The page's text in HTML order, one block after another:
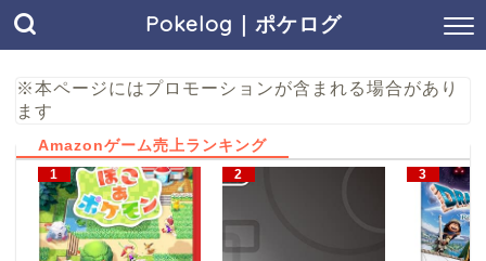
Pokelog｜ポケログ
※本ページにはプロモーションが含まれる場合があり
ます
Amazonゲーム売上ランキング